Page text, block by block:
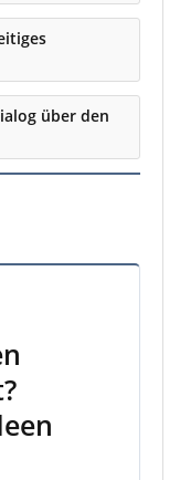
über den